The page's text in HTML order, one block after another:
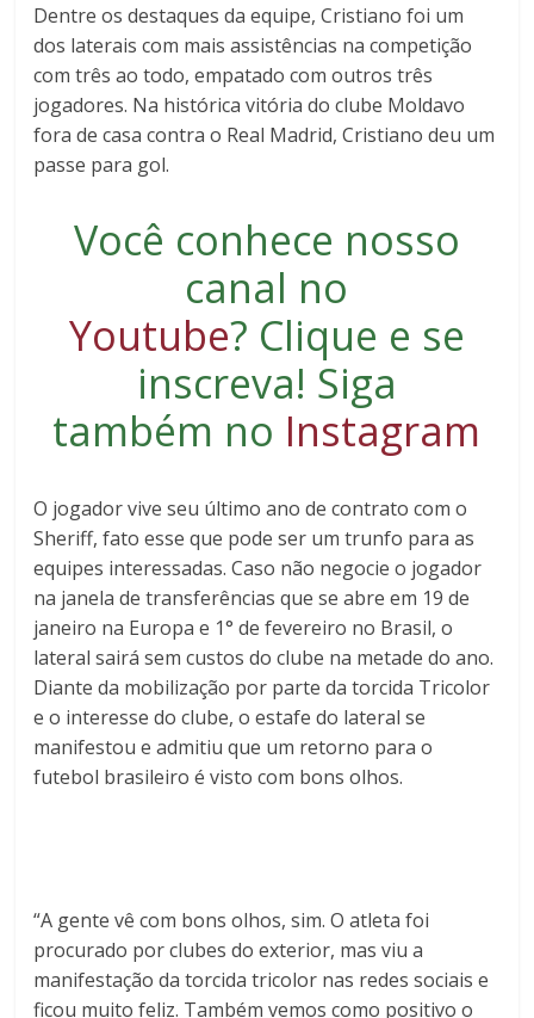
Dentre os destaques da equipe, Cristiano foi um
dos laterais com mais assistências na competição
com três ao todo, empatado com outros três
jogadores. Na histórica vitória do clube Moldavo
fora de casa contra o Real Madrid, Cristiano deu um
passe para gol.
Você conhece nosso
canal no
Youtube? Clique e se
inscreva! Siga
também no Instagram
O jogador vive seu último ano de contrato com o
Sheriff, fato esse que pode ser um trunfo para as
equipes interessadas. Caso não negocie o jogador
na janela de transferências que se abre em 19 de
janeiro na Europa e 1° de fevereiro no Brasil, o
lateral sairá sem custos do clube na metade do ano.
Diante da mobilização por parte da torcida Tricolor
e o interesse do clube, o estafe do lateral se
manifestou e admitiu que um retorno para o
futebol brasileiro é visto com bons olhos.
“A gente vê com bons olhos, sim. O atleta foi
procurado por clubes do exterior, mas viu a
manifestação da torcida tricolor nas redes sociais e
ficou muito feliz. Também vemos como positivo o